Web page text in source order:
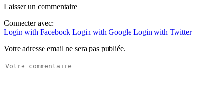
Laisser un commentaire
Connecter avec:
Login with Facebook Login with Google Login with Twitter
Votre adresse email ne sera pas publiée.